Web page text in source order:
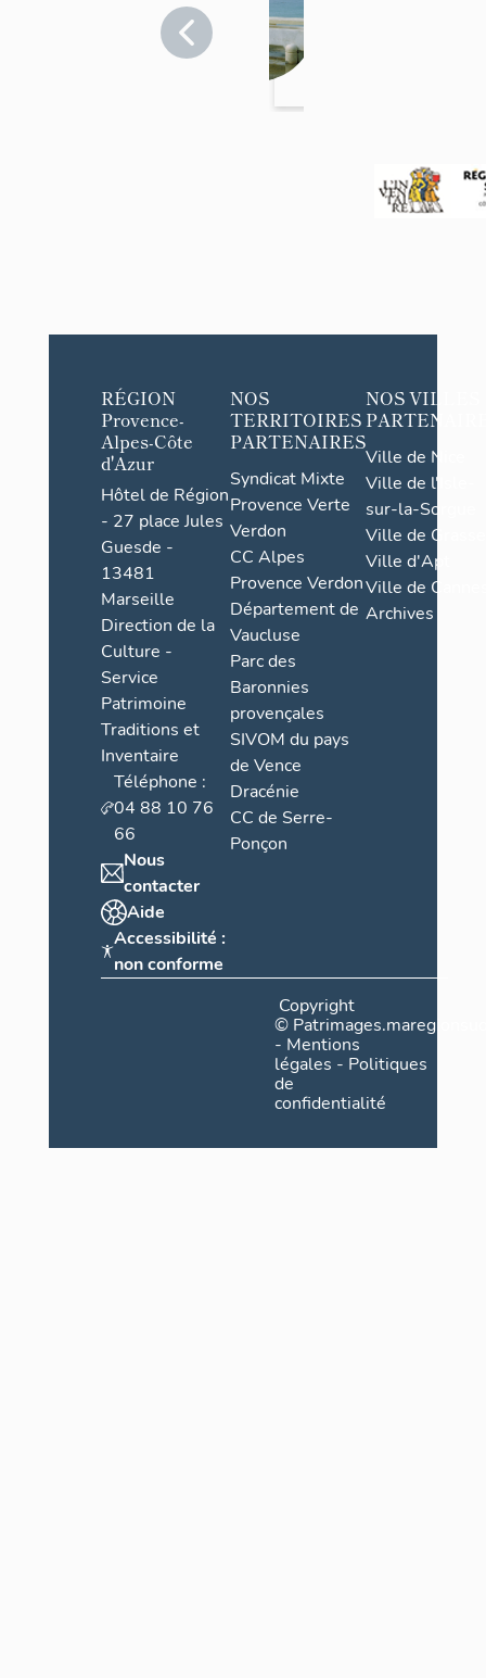
RÉGION
Provence-
Alpes-Côte
d'Azur
Hôtel de Région
- 27 place Jules
Guesde -
13481
Marseille
Direction de la
Culture -
Service
Patrimoine
Traditions et
Inventaire
Téléphone :
04 88 10 76
66
Nous
contacter
Aide
Accessibilité :
non conforme
NOS
TERRITOIRES
PARTENAIRES
Syndicat Mixte
Provence Verte
Verdon
CC Alpes
Provence Verdon
Département de
Vaucluse
Parc des
Baronnies
provençales
SIVOM du pays
de Vence
Dracénie
CC de Serre-
Ponçon
NOS VILLES
Ville de Nice
Ville de l'Isle-
sur-la-Sorgue
Ville de Grasse
Ville d'Apt
Ville de
Archives
Copyright
©
- Mentions
légales - Politiques
de
confidentialité